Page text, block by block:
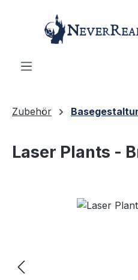
Zum Hauptinhalt springen
Zubehör
Laser Plants -
Bildergalerie überspringen